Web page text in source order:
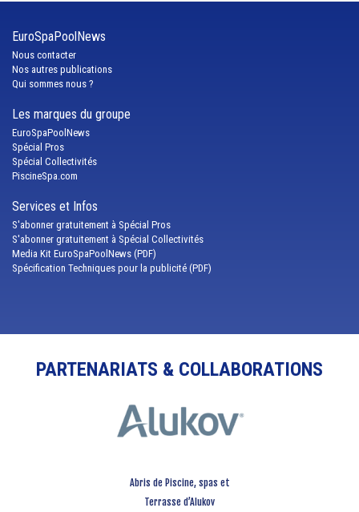
EuroSpaPoolNews
Nous contacter
Nos autres publications
Qui sommes nous ?
Les marques du groupe
EuroSpaPoolNews
Spécial Pros
Spécial Collectivités
PiscineSpa.com
Services et Infos
S'abonner gratuitement à Spécial Pros
S'abonner gratuitement à Spécial Collectivités
Media Kit EuroSpaPoolNews (PDF)
Spécification Techniques pour la publicité (PDF)
PARTENARIATS & COLLABORATIONS
Abris de Piscine, spas et
Terrasse d’Alukov